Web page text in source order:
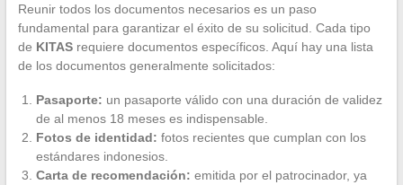
Reunir todos los documentos necesarios es un paso
fundamental para garantizar el éxito de su solicitud. Cada tipo
de KITASrequiere documentos específicos. Aquí hay una lista
de los documentos generalmente solicitados:
Pasaporte: un pasaporte válido con una duración de validez
de al menos 18 meses es indispensable.
Fotos de identidad: fotos recientes que cumplan con los
estándares indonesios.
Carta de recomendación: emitida por el patrocinador, ya